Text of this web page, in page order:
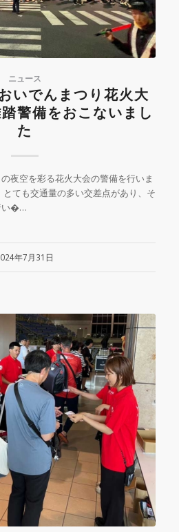
ニュース
いでんまつり花火大
警備をおこないまし
た
夜空を彩る花火大会の警備を行いま
とても交通量の多い交差点があり、そ
い�…
年7月31日